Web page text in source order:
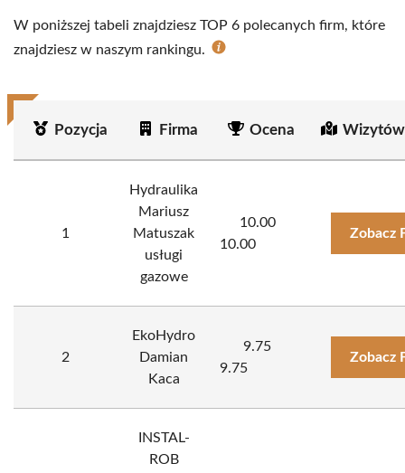
W poniższej tabeli znajdziesz TOP 6 polecanych firm, które
znajdziesz w naszym rankingu.
Pozycja Firma Ocena
1
Hydraulika
Mariusz
Matuszak
usługi
gazowe
10.00
10.00
Zobacz
2
EkoHydro
Damian
Kaca
9.75
9.75
Zobacz
INSTAL-
ROB